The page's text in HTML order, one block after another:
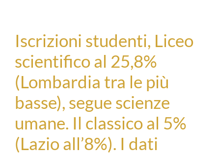
Iscrizioni studenti, Liceo
scientifico al 25,8%
(Lombardia tra le più
basse), segue scienze
umane. Il classico al 5%
(Lazio all’8%). I dati